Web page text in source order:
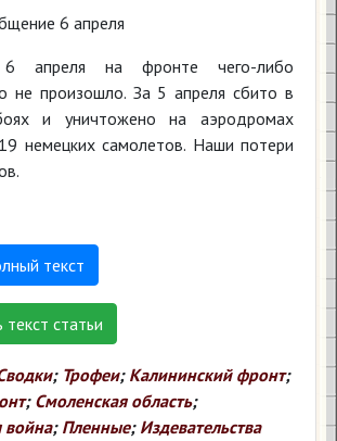
6 апреля
апреля на фронте чего-либо
не произошло. За 5 апреля сбито в
и уничтожено на аэродромах
немецких самолетов. Наши потери
текст
текст статьи
; Трофеи; Калининский фронт;
; Смоленская область;
война; Пленные; Издевательства